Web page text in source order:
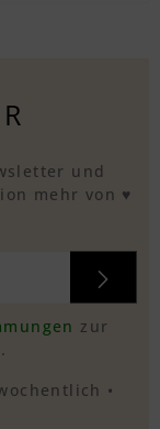
und
mehr von ♥
zur
•